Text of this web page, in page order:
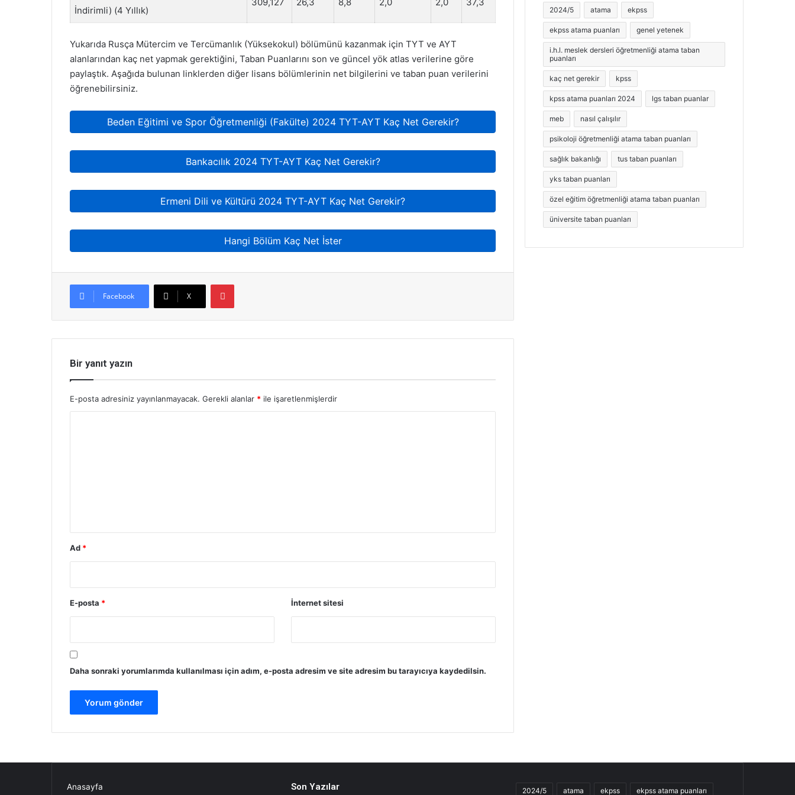
İndirimli) (4 Yıllık)
309,127 26,3 8,8 2,0 2,0 37,3
Yukarıda Rusça Mütercim ve Tercümanlık (Yüksekokul) bölümünü kazanmak için TYT ve AYT
alanlarından kaç net yapmak gerektiğini, Taban Puanlarını son ve güncel yök atlas verilerine göre
paylaştık. Aşağıda bulunan linklerden diğer lisans bölümlerinin net bilgilerini ve taban puan verilerini
öğrenebilirsiniz.
Beden Eğitimi ve Spor Öğretmenliği (Fakülte) 2024 TYT-AYT Kaç Net Gerekir?
Bankacılık 2024 TYT-AYT Kaç Net Gerekir?
Ermeni Dili ve Kültürü 2024 TYT-AYT Kaç Net Gerekir?
Hangi Bölüm Kaç Net İster
Facebook X
Bir yanıt yazın
E-posta adresiniz yayınlanmayacak. Gerekli alanlar * ile işaretlenmişlerdir
Ad *
E-posta * İnternet sitesi
Daha sonraki yorumlarımda kullanılması için adım, e-posta adresim ve site adresim bu tarayıcıya kaydedilsin.
2024/5 atama ekpss
ekpss atama puanları genel yetenek
i.h.l. meslek dersleri öğretmenliği atama taban
puanları
kaç net gerekir kpss
kpss atama puanları 2024 lgs taban puanlar
meb nasıl çalışılır
psikoloji öğretmenliği atama taban puanları
sağlık bakanlığı tus taban puanları
yks taban puanları
özel eğitim öğretmenliği atama taban puanları
üniversite taban puanları
Anasayfa Son Yazılar 2024/5 atama ekpss ekpss atama puanları